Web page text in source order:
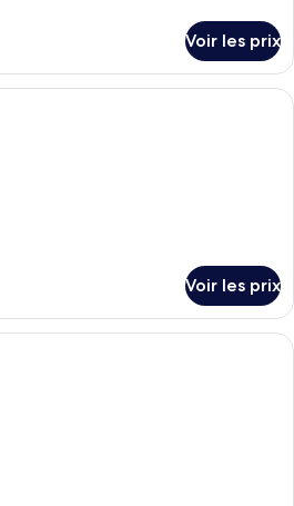
Voir les prix
Voir les prix